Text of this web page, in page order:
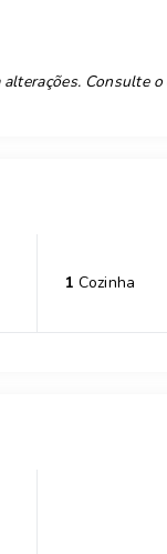
Consulte
1 Cozinha